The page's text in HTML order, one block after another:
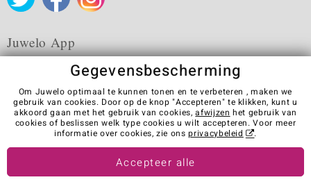
Juwelo App
Algemene verkoopvoorwaarden Privacybeleid
Cookies
Colofon
Contact
Contract herroepen
Visit our stores in other countries:
Gegevensbescherming
Om Juwelo optimaal te kunnen tonen en te verbeteren , maken we
gebruik van cookies. Door op de knop "Accepteren" te klikken, kunt u
akkoord gaan met het gebruik van cookies,afwijzen het gebruik van
cookies of beslissen welk type cookies u wilt accepteren. Voor meer
informatie over cookies, zie onsprivacybeleid .
Accepteer alle